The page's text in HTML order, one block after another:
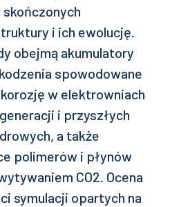
i ich ewolucję.
obejmą akumulatory
spowodowane
w elektrowniach
i przyszłych
a także
polimerów i płynów
CO2. Ocena
symulacji opartych na